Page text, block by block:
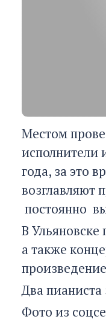
Местом
исполнители
года, за это
возглавляют
постоянно
В
а также
Два
Фото из